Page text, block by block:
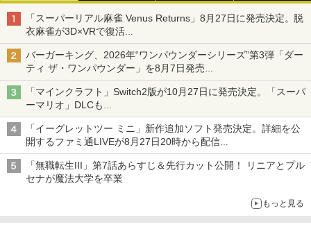
「スーパーリアル麻雀 Venus Returns」8月27日に発売決定。脱
衣麻雀が3D×VRで復活
発売から2週間は20%オフになるセールが実施
バーガーキング、2026年“ワンパウンダーシリーズ”第3弾「ダー
ティ ザ・ワンパウンダー」を8月7日発売
「特製ガーリックマヨソース」を使用した超大型チーズバーガー
「マインクラフト」Switch2版が10月27日に発売決定。「スーパ
ーマリオ」DLCも
Switch版からのアップグレードも可能に
「イーグレットツー ミニ」新作追加ソフト発売決定。詳細を公
開するファミ通LIVEが8月27日20時から配信
シリーズ累計100タイトルへ
「無職転生III」第7話あらすじ＆先行カット公開！ リニアとプル
セナが魔法大学を卒業
もっと見る